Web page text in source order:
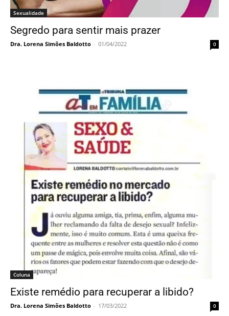
Sexualidade
Segredo para sentir mais prazer
Dra. Lorena Simões Baldotto - 01/04/2022 0
Coluna
Existe remédio para recuperar a libido?
Dra. Lorena Simões Baldotto - 17/03/2022 0